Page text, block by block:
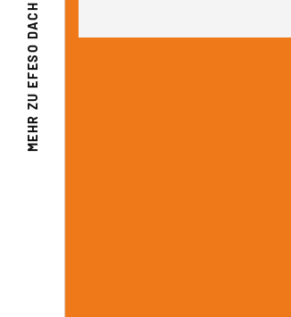
MEHR ZU
EFESO DACH